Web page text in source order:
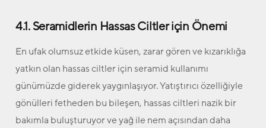
4.1. Seramidlerin Hassas Ciltler için Önemi
En ufak olumsuz etkide küsen, zarar gören ve kızarıklığa
yatkın olan hassas ciltler için seramid kullanımı
günümüzde giderek yaygınlaşıyor. Yatıştırıcı özelliğiyle
gönülleri fetheden bu bileşen, hassas ciltleri nazik bir
bakımla buluşturuyor ve yağ ile nem açısından daha